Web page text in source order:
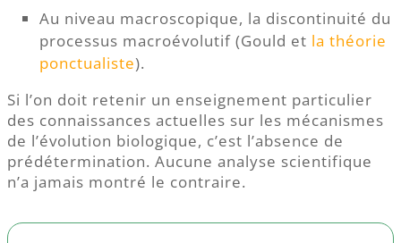
Au niveau macroscopique, la discontinuité du
processus macroévolutif (Gould et la théorie
ponctualiste).
Si l’on doit retenir un enseignement particulier
des connaissances actuelles sur les mécanismes
de l’évolution biologique, c’est l’absence de
prédétermination. Aucune analyse scientifique
n’a jamais montré le contraire.